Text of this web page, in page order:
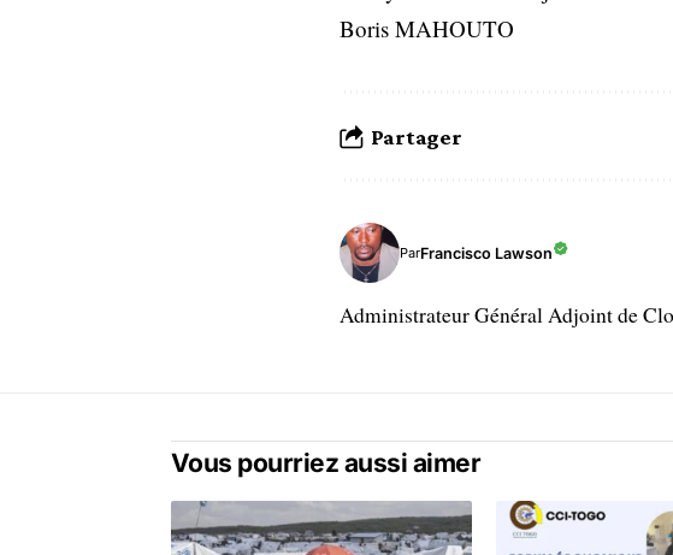
Boris MAHOUTO
Partager
ParFrancisco Lawson
Administrateur Général Adjoint de
Vous pourriez aussi aimer